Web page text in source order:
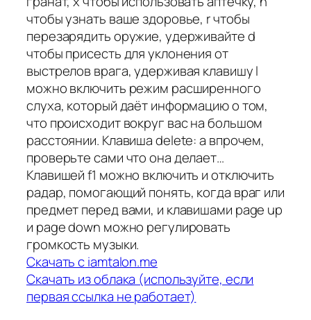
чтобы узнать ваше здоровье, r чтобы
перезарядить оружие, удерживайте d
чтобы присесть для уклонения от
выстрелов врага, удерживая клавишу l
можно включить режим расширенного
слуха, который даёт информацию о том,
что происходит вокруг вас на большом
расстоянии. Клавиша delete: а впрочем,
проверьте сами что она делает…
Клавишей f1 можно включить и отключить
радар, помогающий понять, когда враг или
предмет перед вами, и клавишами page up
и page down можно регулировать
громкость музыки.
Скачать с iamtalon.me
Скачать из облака (используйте, если
первая ссылка не работает)